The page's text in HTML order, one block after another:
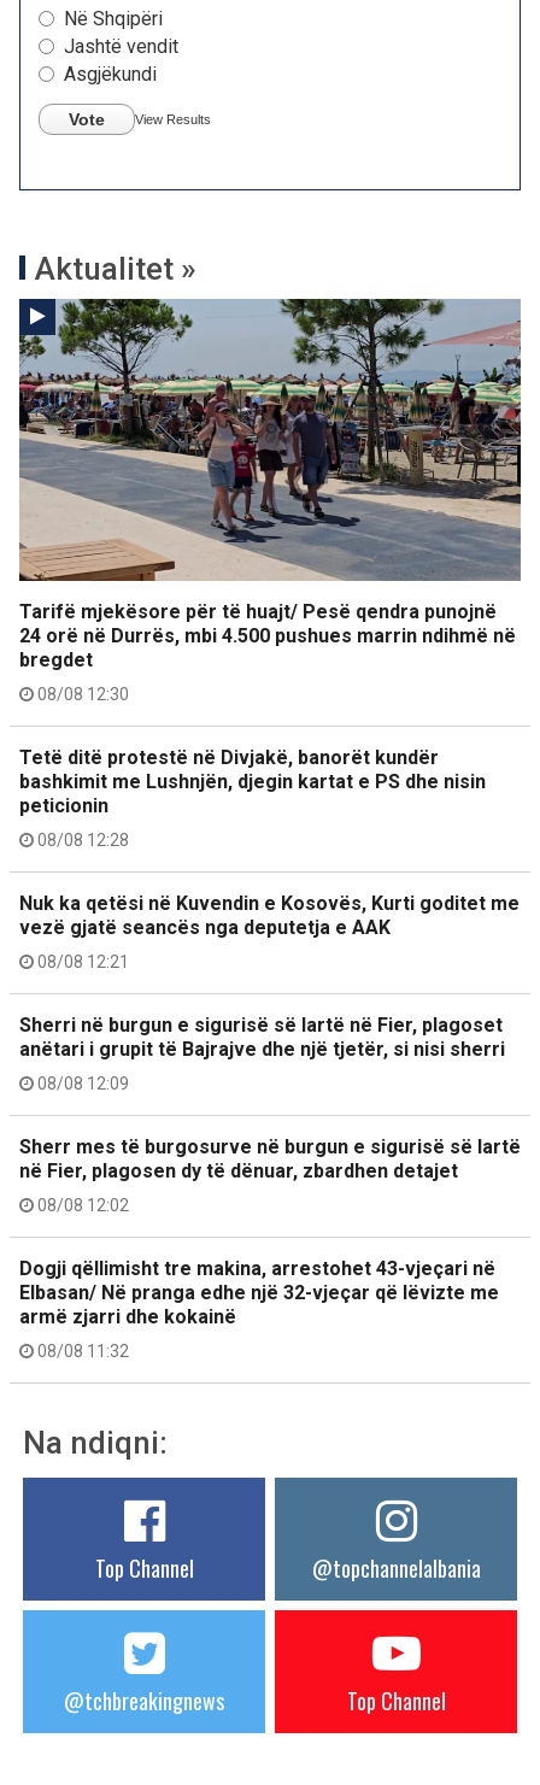
Në Shqipëri
Jashtë vendit
Asgjëkundi
Vote View Results
Aktualitet »
Tarifë mjekësore për të huajt/ Pesë qendra punojnë
24 orë në Durrës, mbi 4.500 pushues marrin ndihmë në
bregdet
08/08 12:30
Tetë ditë protestë në Divjakë, banorët kundër
bashkimit me Lushnjën, djegin kartat e PS dhe nisin
peticionin
08/08 12:28
Nuk ka qetësi në Kuvendin e Kosovës, Kurti goditet me
vezë gjatë seancës nga deputetja e AAK
08/08 12:21
Sherri në burgun e sigurisë së lartë në Fier, plagoset
anëtari i grupit të Bajrajve dhe një tjetër, si nisi sherri
08/08 12:09
Sherr mes të burgosurve në burgun e sigurisë së lartë
në Fier, plagosen dy të dënuar, zbardhen detajet
08/08 12:02
Dogji qëllimisht tre makina, arrestohet 43-vjeçari në
Elbasan/ Në pranga edhe një 32-vjeçar që lëvizte me
armë zjarri dhe kokainë
08/08 11:32
Na ndiqni:
Top Channel @topchannelalbania
@tchbreakingnews Top Channel